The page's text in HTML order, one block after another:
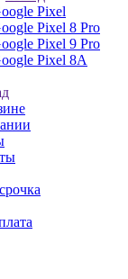
Pixel
Pixel 8 Pro
Pixel 9 Pro
Pixel 8A